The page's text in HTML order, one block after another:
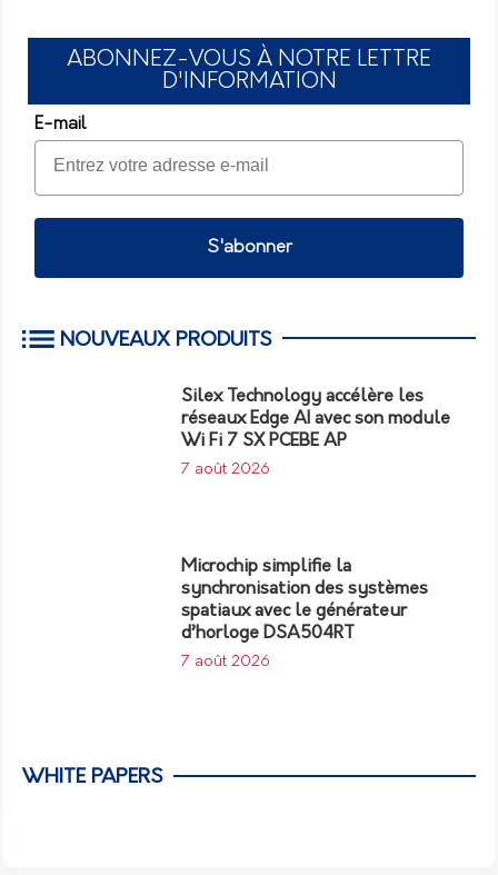
ABONNEZ-VOUS À NOTRE LETTRE
D'INFORMATION
E-mail
S'abonner
NOUVEAUX PRODUITS
Silex Technology accélère les
réseaux Edge AI avec son module
Wi Fi 7 SX PCEBE AP
7 août 2026
Microchip simplifie la
synchronisation des systèmes
spatiaux avec le générateur
d’horloge DSA504RT
7 août 2026
WHITE PAPERS